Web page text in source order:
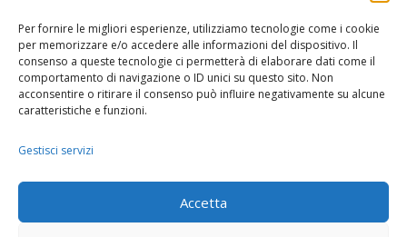
Per fornire le migliori esperienze, utilizziamo tecnologie come i cookie
per memorizzare e/o accedere alle informazioni del dispositivo. Il
consenso a queste tecnologie ci permetterà di elaborare dati come il
comportamento di navigazione o ID unici su questo sito. Non
acconsentire o ritirare il consenso può influire negativamente su alcune
caratteristiche e funzioni.
Gestisci servizi
Accetta
ARTICOLI-SITEMAP